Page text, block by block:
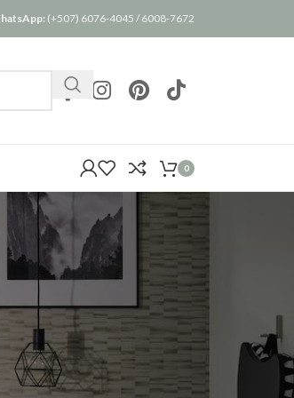
(+507) 6076-4045 /6008-7672
0